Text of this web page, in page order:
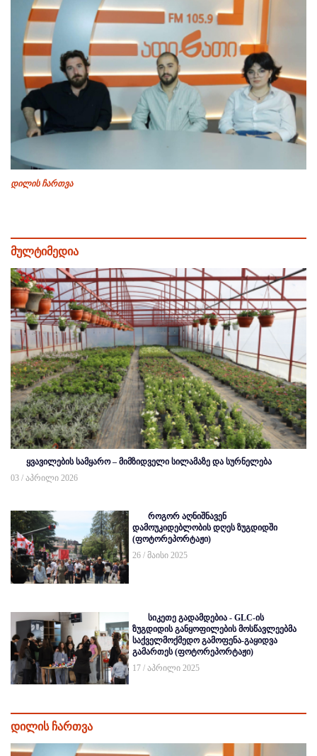
დილის ჩართვა
მულტიმედია
ყვავილების სამყარო – მიმზიდველი სილამაზე და სურნელება
03 / აპრილი 2026
როგორ აღნიშნავენ
დამოუკიდებლობის დღეს ზუგდიდში
(ფოტორეპორტაჟი)
26 / მაისი 2025
სიკეთე გადამდებია - GLC-ის
ზუგდიდის განყოფილების მოსწავლეებმა
საქველმოქმედო გამოფენა-გაყიდვა
გამართეს (ფოტორეპორტაჟი)
17 / აპრილი 2025
დილის ჩართვა